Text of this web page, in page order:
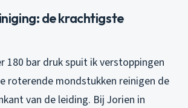
de krachtigste
180 bar druk spuit ik verstoppingen
roterende mondstukken reinigen de
van de leiding. Bij Jorien in